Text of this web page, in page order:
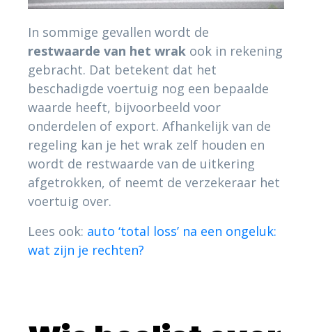
In sommige gevallen wordt de
restwaarde van het wrak ook in rekening
gebracht. Dat betekent dat het
beschadigde voertuig nog een bepaalde
waarde heeft, bijvoorbeeld voor
onderdelen of export. Afhankelijk van de
regeling kan je het wrak zelf houden en
wordt de restwaarde van de uitkering
afgetrokken, of neemt de verzekeraar het
voertuig over.
Lees ook: auto ‘total loss’ na een ongeluk:
wat zijn je rechten?